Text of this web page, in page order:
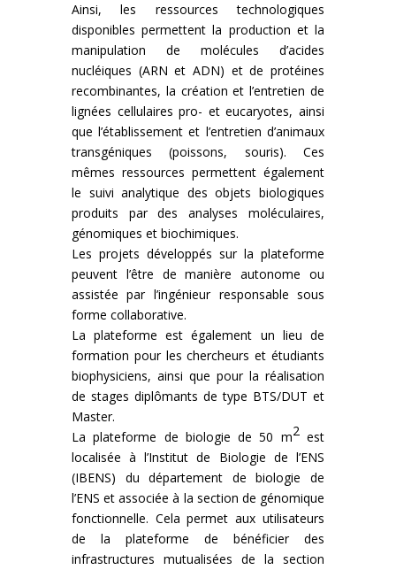
Ainsi, les ressources technologiques
disponibles permettent la production et la
manipulation de molécules d’acides
nucléiques (ARN et ADN) et de protéines
recombinantes, la création et l’entretien de
lignées cellulaires pro- et eucaryotes, ainsi
que l’établissement et l’entretien d’animaux
transgéniques (poissons, souris). Ces
mêmes ressources permettent également
le suivi analytique des objets biologiques
produits par des analyses moléculaires,
génomiques et biochimiques.
Les projets développés sur la plateforme
peuvent l’être de manière autonome ou
assistée par l’ingénieur responsable sous
forme collaborative.
La plateforme est également un lieu de
formation pour les chercheurs et étudiants
biophysiciens, ainsi que pour la réalisation
de stages diplômants de type BTS/DUT et
Master.
La plateforme de biologie de 50 m2est
localisée à l’Institut de Biologie de l’ENS
(IBENS) du département de biologie de
l’ENS et associée à la section de génomique
fonctionnelle. Cela permet aux utilisateurs
de la plateforme de bénéficier des
infrastructures mutualisées de la section